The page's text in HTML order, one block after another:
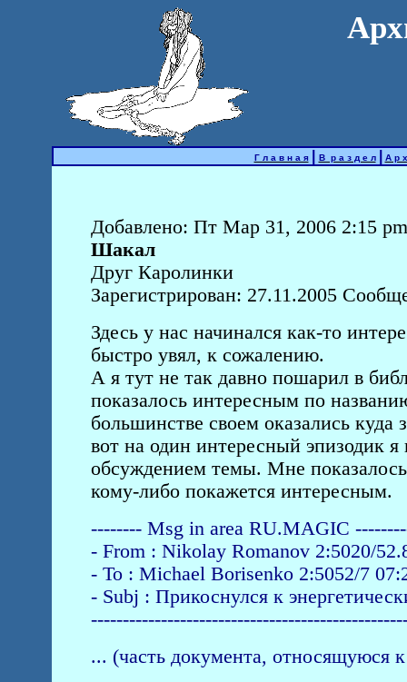
Г л а в н а я В р а з д е л А р
Добавлено: Пт Мар 31, 2006 2:15 pm
Шакал
Друг Каролинки
Зарегистрирован: 27.11.2005
Здесь у нас начинался как-то
быстро увял, к сожалению.
А я тут не так давно пошарил в
показалось интересным по
большинстве своем оказались
вот на один интересный эпизодик
обсуждением темы. Мне
кому-либо покажется интересным.
-------- Msg in area RU.MAGIC
- From : Nikolay Romanov 2:5020/
- To : Michael Borisenko 2:5052/7
- Subj : Прикоснулся к
... (часть документа,